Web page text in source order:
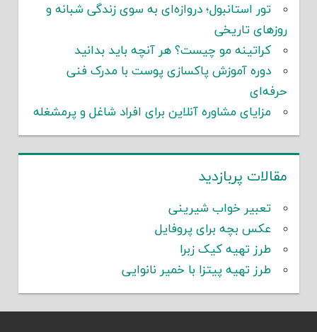
تور استانبول؛ دروازه‌ای به سوی زندگی شبانه و
روزهای تاریخی
کراتینه مو چیست؟ هر آنچه باید بدانید
دوره آموزش پاکسازی پوست با مدرک فنی
حرفه‌ای
مزایای مشاوره آنلاین برای افراد شاغل و پرمشغله
مقالات پربازدید
تعبیر خواب شیرینی
عکس بچه برای پروفایل
طرز تهیه کیک زبرا
طرز تهیه پیتزا با خمیر نانوایی